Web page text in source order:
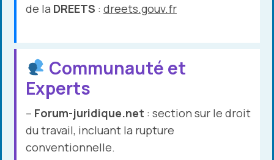
de la DREETS : dreets.gouv.fr
Communauté et
Experts
– Forum-juridique.net : section sur le droit
du travail, incluant la rupture
conventionnelle.